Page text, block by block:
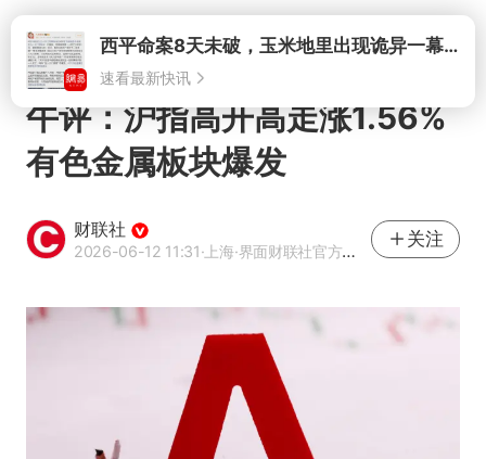
打开
午评：沪指高开高走涨1.56%
有色金属板块爆发
财联社
2026-06-12 11:31·上海·界面财联社官方账号
关注